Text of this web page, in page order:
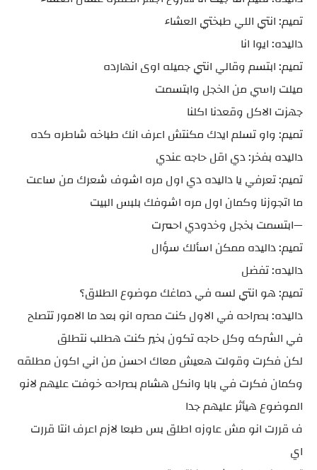
تميم: انتي اللي طبختي العشاء
داليده: ايوا انا
تميم: ابتسم وقالي انتي جميله اوى انهارده
ميلت راسي من الخجل وابتسمت
جهزت الاكل وقعدنا اكلنا
تميم: واو تسلم ايدك مكنتش اعرف انك طباخه شاطره كده
داليده بفخر: دي اقل حاجه عندي
تميم: تعرفي يا داليده دي اول مره اشوف شعرك من ساعت
ما اتجوزنا وكمان اول مره اشوفك بلبس البيت
—ابتسمت بخجل وخدودي احمرت
تميم: داليده ممكن اسألك سؤال
داليده: تفضل
تميم: هو انتي لسه في دماغك موضوع الطلاق؟
داليده: بصراحه في الاول كنت مصره انو بعد ما الامور تتصلح
في الشركه وكل حاجه تكون بخير كنت هطلب نتطلق
لكن فكرت وقولت هعيش معاك احسن من اني اكون مطلقه
وكمان فكرت في بابا وانكل هشام بصراحه خوفت عليهم لانو
الموضوع هيأثر عليهم جدا
ف قررت انو مش عاوزه اطلق بس طبعا لازم اعرف انتا قررت
اي